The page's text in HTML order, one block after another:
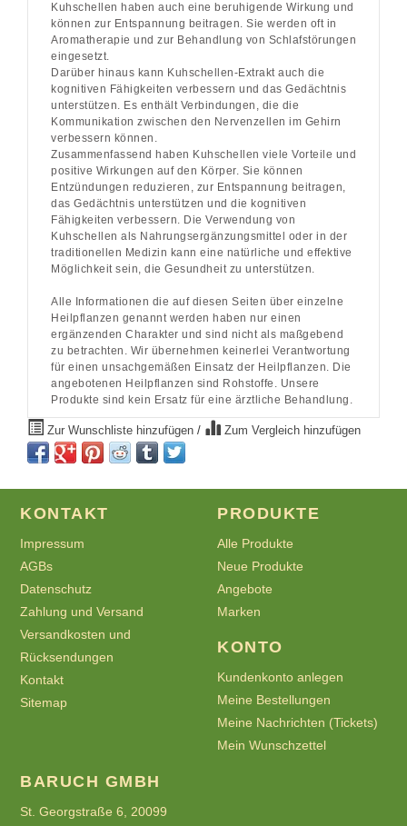
Kuhschellen haben auch eine beruhigende Wirkung und
können zur Entspannung beitragen. Sie werden oft in
Aromatherapie und zur Behandlung von Schlafstörungen
eingesetzt.
Darüber hinaus kann Kuhschellen-Extrakt auch die
kognitiven Fähigkeiten verbessern und das Gedächtnis
unterstützen. Es enthält Verbindungen, die die
Kommunikation zwischen den Nervenzellen im Gehirn
verbessern können.
Zusammenfassend haben Kuhschellen viele Vorteile und
positive Wirkungen auf den Körper. Sie können
Entzündungen reduzieren, zur Entspannung beitragen,
das Gedächtnis unterstützen und die kognitiven
Fähigkeiten verbessern. Die Verwendung von
Kuhschellen als Nahrungsergänzungsmittel oder in der
traditionellen Medizin kann eine natürliche und effektive
Möglichkeit sein, die Gesundheit zu unterstützen.
Alle Informationen die auf diesen Seiten über einzelne
Heilpflanzen genannt werden haben nur einen
ergänzenden Charakter und sind nicht als maßgebend
zu betrachten. Wir übernehmen keinerlei Verantwortung
für einen unsachgemäßen Einsatz der Heilpflanzen. Die
angebotenen Heilpflanzen sind Rohstoffe. Unsere
Produkte sind kein Ersatz für eine ärztliche Behandlung.
Zur Wunschliste hinzufügen / Zum Vergleich hinzufügen
KONTAKT
Impressum
AGBs
Datenschutz
Zahlung und Versand
Versandkosten und
Rücksendungen
Kontakt
Sitemap
PRODUKTE
Alle Produkte
Neue Produkte
Angebote
Marken
KONTO
Kundenkonto anlegen
Meine Bestellungen
Meine Nachrichten (Tickets)
Mein Wunschzettel
BARUCH GMBH
St. Georgstraße 6, 20099